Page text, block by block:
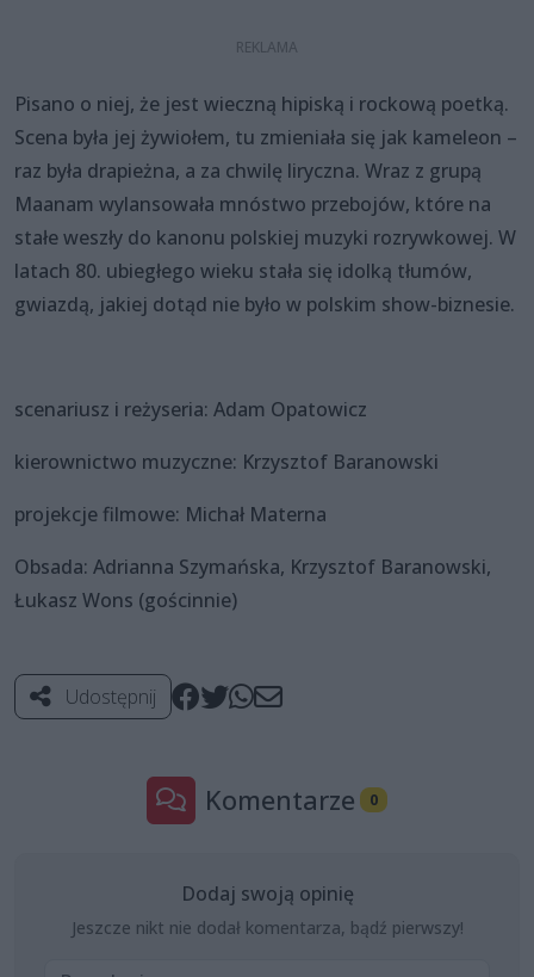
Pisano o niej, że jest wieczną hipiską i rockową poetką.
Scena była jej żywiołem, tu zmieniała się jak kameleon –
raz była drapieżna, a za chwilę liryczna. Wraz z grupą
Maanam wylansowała mnóstwo przebojów, które na
stałe weszły do kanonu polskiej muzyki rozrywkowej. W
latach 80. ubiegłego wieku stała się idolką tłumów,
gwiazdą, jakiej dotąd nie było w polskim show-biznesie.
scenariusz i reżyseria: Adam Opatowicz
kierownictwo muzyczne: Krzysztof Baranowski
projekcje filmowe: Michał Materna
Obsada: Adrianna Szymańska, Krzysztof Baranowski,
Łukasz Wons (gościnnie)
Udostępnij
Komentarze 0
Dodaj swoją opinię
Jeszcze nikt nie dodał komentarza, bądź pierwszy!